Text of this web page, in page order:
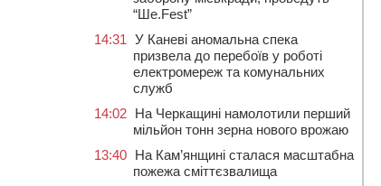
“Ше.Fest”
14:31 У Каневі аномальна спека
призвела до перебоїв у роботі
електромереж та комунальних
служб
14:02 На Черкащині намолотили перший
мільйон тонн зерна нового врожаю
13:40 На Кам’янщині сталася масштабна
пожежа сміттєзвалища